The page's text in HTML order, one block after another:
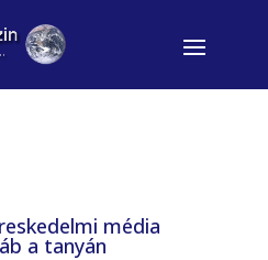
média
a tanyán